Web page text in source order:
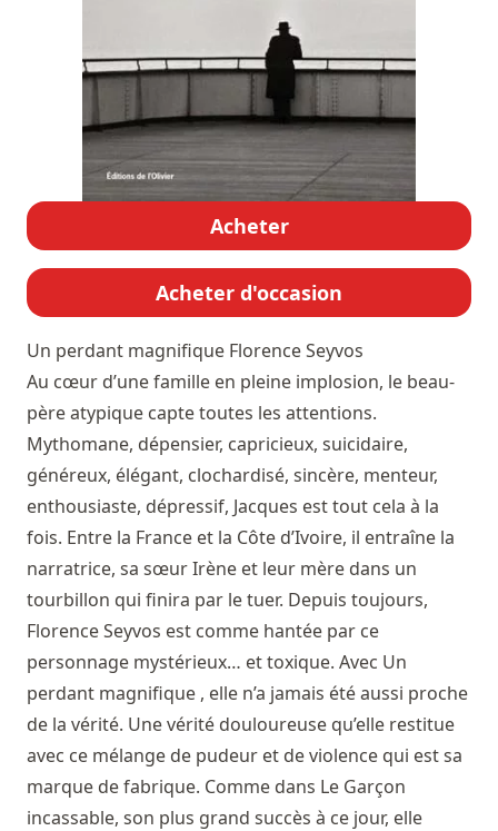
Acheter
Acheter d'occasion
Un perdant magnifique Florence Seyvos
Au cœur d’une famille en pleine implosion, le beau-
père atypique capte toutes les attentions.
Mythomane, dépensier, capricieux, suicidaire,
généreux, élégant, clochardisé, sincère, menteur,
enthousiaste, dépressif, Jacques est tout cela à la
fois. Entre la France et la Côte d’Ivoire, il entraîne la
narratrice, sa sœur Irène et leur mère dans un
tourbillon qui finira par le tuer. Depuis toujours,
Florence Seyvos est comme hantée par ce
personnage mystérieux… et toxique. Avec Un
perdant magnifique , elle n’a jamais été aussi proche
de la vérité. Une vérité douloureuse qu’elle restitue
avec ce mélange de pudeur et de violence qui est sa
marque de fabrique. Comme dans Le Garçon
incassable, son plus grand succès à ce jour, elle